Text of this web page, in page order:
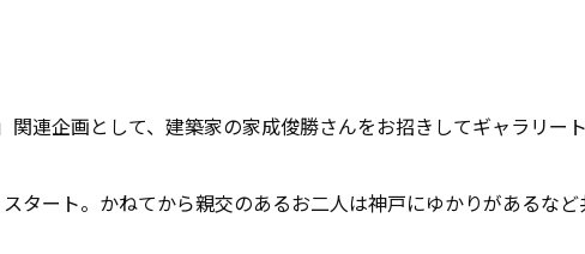
企画として、建築家の家成俊勝さんをお招きしてギャラリート
タート。かねてから親交のあるお二人は神戸にゆかりがあるな